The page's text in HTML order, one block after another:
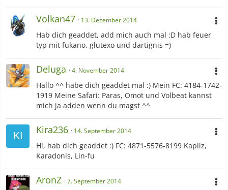
Volkan47 13. Dezember 2014
Hab dich geaddet, add mich auch mal :D hab feuer
typ mit fukano, glutexo und dartignis =)
Deluga 4. November 2014
Hallo ^^ habe dich geaddet mal :) Mein FC: 4184-1742-
1919 Meine Safari: Paras, Omot und Volbeat kannst
mich ja adden wenn du magst ^^
Kira236 14. September 2014
Hi, hab dich geaddet :) FC: 4871-5576-8199 Kapilz,
Karadonis, Lin-fu
AronZ 7. September 2014